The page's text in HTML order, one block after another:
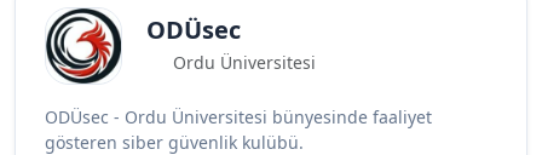
ODÜsec
Ordu Üniversitesi
ODÜsec - Ordu Üniversitesi bünyesinde faaliyet
gösteren siber güvenlik kulübü.